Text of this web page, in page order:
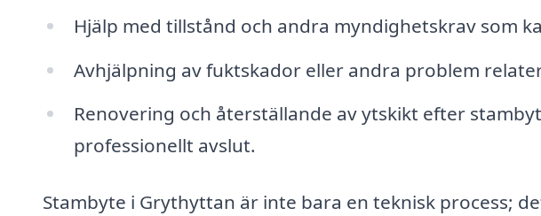
Hjälp med tillstånd och andra myndighetskrav som
Avhjälpning av fuktskador eller andra problem
Renovering och återställande av ytskikt efter
professionellt avslut.
Stambyte i Grythyttan är inte bara en teknisk process;